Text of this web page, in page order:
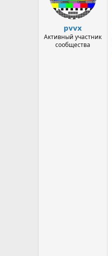
pvvx
Активный участник
сообщества